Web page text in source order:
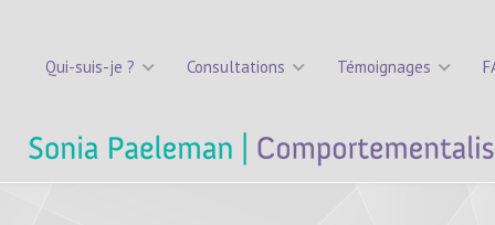
Qui-suis-je ? Consultations Témoignages